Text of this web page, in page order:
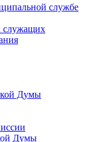
службе
служащих
Думы
Думы